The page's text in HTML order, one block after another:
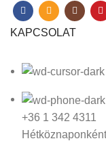
KAPCSOLAT
+36 1 342 4311